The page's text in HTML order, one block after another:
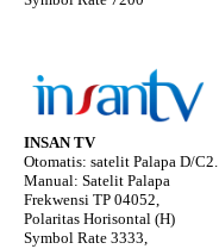
INSAN TV
Otomatis: satelit Palapa D/C2.
Manual: Satelit Palapa
Frekwensi TP 04052,
Polaritas Horisontal (H)
Symbol Rate 3333,